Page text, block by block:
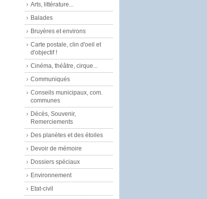
Arts, littérature...
Balades
Bruyères et environs
Carte postale, clin d'oeil et
d'objectif !
Cinéma, théâtre, cirque...
Communiqués
Conseils municipaux, com.
communes
Décès, Souvenir,
Remerciements
Des planètes et des étoiles
Devoir de mémoire
Dossiers spéciaux
Environnement
Etat-civil